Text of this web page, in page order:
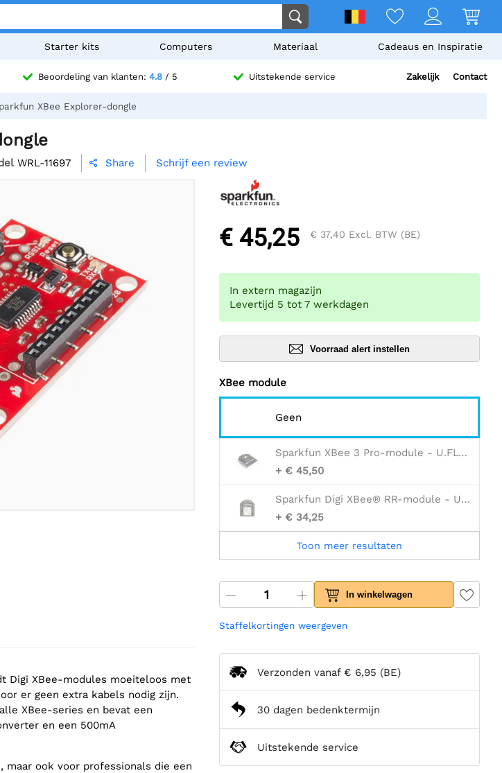
Starter kits Computers Materiaal Cadeaus en Inspiratie
Beoordeling van klanten: 4.8/ 5 Uitstekende service Zakelijk Contact
XBee Explorer-dongle
WRL-11697  Share Schrijf een review
Digi XBee-modules moeiteloos met
er geen extra kabels nodig zijn.
XBee-series en bevat een
en een 500mA
ook voor professionals die een
€ 45,25 € 37,40 Excl. BTW (BE)
In extern magazijn
Levertijd 5 tot 7 werkdagen
Voorraad alert instellen
XBee module
Geen
Sparkfun XBee 3 Pro-module - U.FL-antenne
+ € 45,50
Sparkfun Digi XBee® RR-module - U.FL-antenne
+ € 34,25
Toon meer resultaten
In winkelwagen
Staffelkortingen weergeven
Verzonden vanaf € 6,95 (BE)
30 dagen bedenktermijn
Uitstekende service